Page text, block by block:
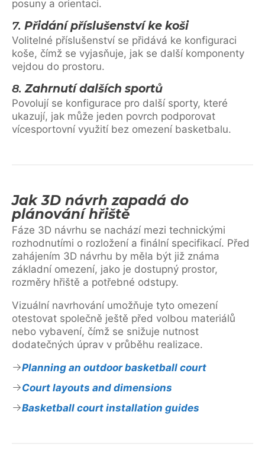
posuny a orientaci.
7. Přidání příslušenství ke koši
Volitelné příslušenství se přidává ke konfiguraci
koše, čímž se vyjasňuje, jak se další komponenty
vejdou do prostoru.
8. Zahrnutí dalších sportů
Povolují se konfigurace pro další sporty, které
ukazují, jak může jeden povrch podporovat
vícesportovní využití bez omezení basketbalu.
Jak 3D návrh zapadá do
plánování hřiště
Fáze 3D návrhu se nachází mezi technickými
rozhodnutími o rozložení a finální specifikací. Před
zahájením 3D návrhu by měla být již známa
základní omezení, jako je dostupný prostor,
rozměry hřiště a potřebné odstupy.
Vizuální navrhování umožňuje tyto omezení
otestovat společně ještě před volbou materiálů
nebo vybavení, čímž se snižuje nutnost
dodatečných úprav v průběhu realizace.
Planning an outdoor basketball court
Court layouts and dimensions
Basketball court installation guides